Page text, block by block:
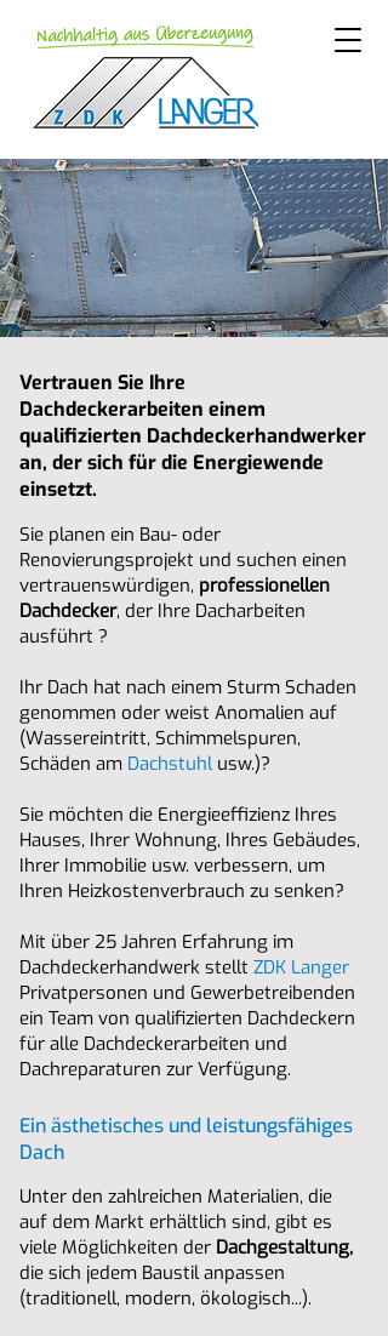
Vertrauen Sie Ihre
Dachdeckerarbeiten einem
qualifizierten Dachdeckerhandwerker
an, der sich für die Energiewende
einsetzt.
Sie planen ein Bau- oder
Renovierungsprojekt und suchen einen
vertrauenswürdigen, professionellen
Dachdecker, der Ihre Dacharbeiten
ausführt ?
Ihr Dach hat nach einem Sturm Schaden
genommen oder weist Anomalien auf
(Wassereintritt, Schimmelspuren,
Schäden am Dachstuhlusw.)?
Sie möchten die Energieeffizienz Ihres
Hauses, Ihrer Wohnung, Ihres Gebäudes,
Ihrer Immobilie usw. verbessern, um
Ihren Heizkostenverbrauch zu senken?
Mit über 25 Jahren Erfahrung im
Dachdeckerhandwerk stellt ZDK Langer
Privatpersonen und Gewerbetreibenden
ein Team von qualifizierten Dachdeckern
für alle Dachdeckerarbeiten und
Dachreparaturen zur Verfügung.
Ein ästhetisches und leistungsfähiges
Dach
Unter den zahlreichen Materialien, die
auf dem Markt erhältlich sind, gibt es
viele Möglichkeiten der Dachgestaltung,
die sich jedem Baustil anpassen
(traditionell, modern, ökologisch...).